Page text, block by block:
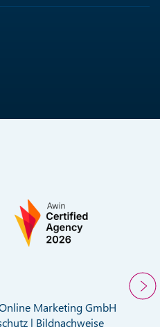
Marketing GmbH
| Bildnachweise